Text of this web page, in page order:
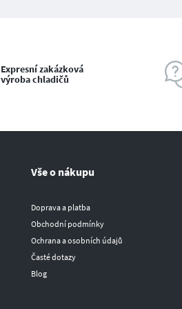
Expresní zakázková
výroba chladičů
Vše o nákupu
Doprava a platba
Obchodní podmínky
Ochrana a osobních údajů
Časté dotazy
Blog